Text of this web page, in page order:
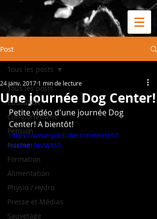
Post
Tous les posts
Education
Comportement
Pension
Piscine
Formation
Alimentation
Physio / Hydro
Presse et Médias
Sauvetage
Tous les posts
Une journée Dog Center!
24 janv. 2017 1 min de lecture
Petite vidéo d'une journée Dog
Center! A bientôt!
https://www.youtube.com/watch?
v=xPeI10rVWM0